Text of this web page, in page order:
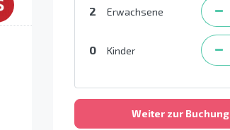
2 Erwachsene
0 Kinder
Weiter zur Buchung